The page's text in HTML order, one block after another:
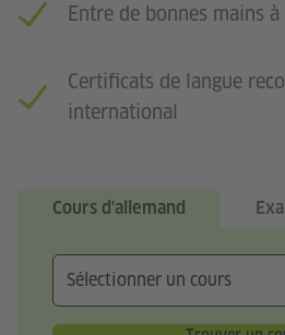
Entre de bonnes mains
Certificats de langue
international
Cours d'allemand